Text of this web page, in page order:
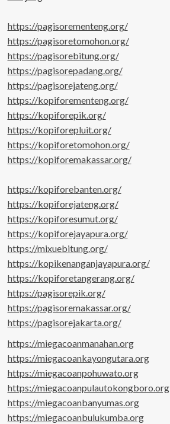
https://pagisorementeng.org/
https://pagisoretomohon.org/
https://pagisorebitung.org/
https://pagisorepadang.org/
https://pagisorejateng.org/
https://kopiforementeng.org/
https://kopiforepik.org/
https://kopiforepluit.org/
https://kopiforetomohon.org/
https://kopiforemakassar.org/
https://kopiforebanten.org/
https://kopiforejateng.org/
https://kopiforesumut.org/
https://kopiforejayapura.org/
https://mixuebitung.org/
https://kopikenanganjayapura.org/
https://kopiforetangerang.org/
https://pagisorepik.org/
https://pagisoremakassar.org/
https://pagisorejakarta.org/
https://miegacoanmanahan.org
https://miegacoankayongutara.org
https://miegacoanpohuwato.org
https://miegacoanpulautokongboro.org
https://miegacoanbanyumas.org
https://miegacoanbulukumba.org